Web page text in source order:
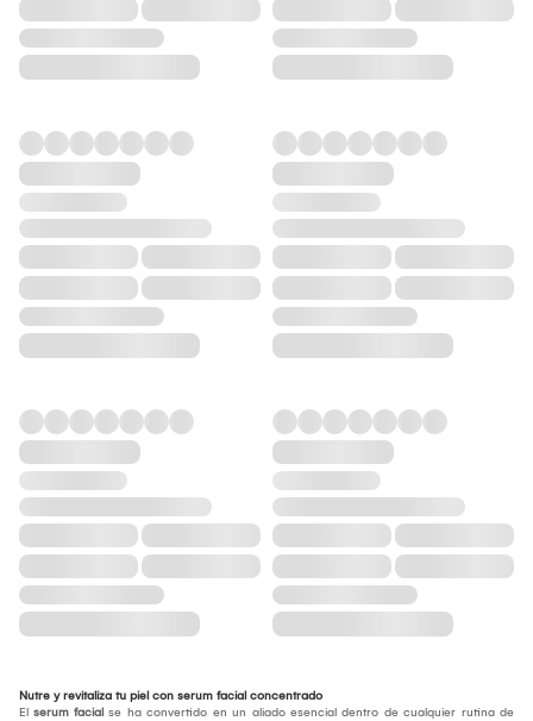
Nutre y revitaliza tu piel con serum facial concentrado
El serum facial se ha convertido en un aliado esencial dentro de cualquier rutina de